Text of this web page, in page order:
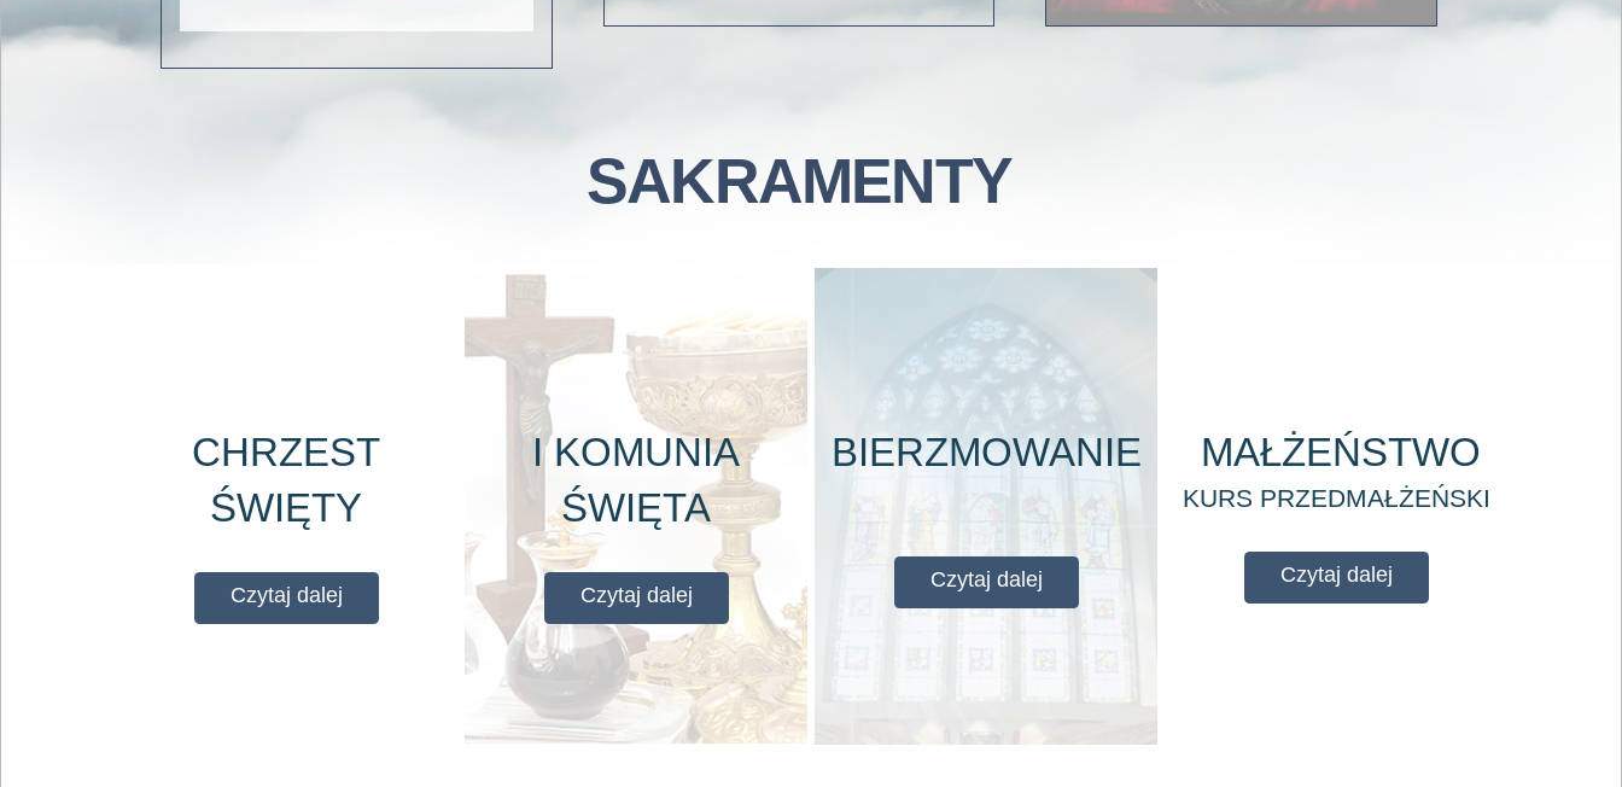
SAKRAMENTY
CHRZEST
ŚWIĘTY
Czytaj dalej
I KOMUNIA
ŚWIĘTA
Czytaj dalej
BIERZMOWANIE
Czytaj dalej
MAŁŻEŃSTWO
KURS PRZEDMAŁŻEŃSKI
Czytaj dalej